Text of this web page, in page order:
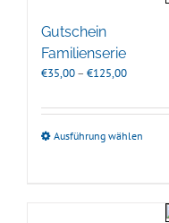
Gutschein
Familienserie
€35,00– €125,00
bis
Ausführung wählen